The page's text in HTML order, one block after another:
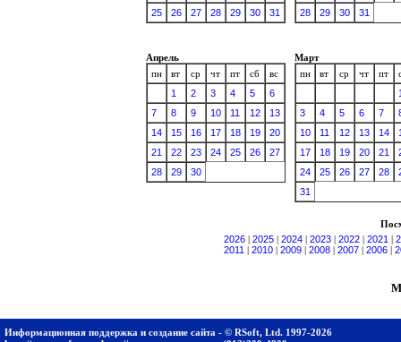
25
26 27 28 29 30 31
28
29 30 31
Апрель
пн
вт ср чт пт сб
вс
1
2 3 4 5
6
7
8 9 10 11 12
13
14
15 16 17 18 19
20
21
22 23 24 25 26
27
28
29 30
Март
пн
вт ср чт пт
3
4 5 6 7
10
11 12 13 14
17
18 19 20 21
24
25 26 27 28
31
2026
2025 2024 2023 2022 2021
2011
2010 2009 2008 2007 2006
Информационная поддержка и создание сайта - © RSoft, Ltd. 1997-2026